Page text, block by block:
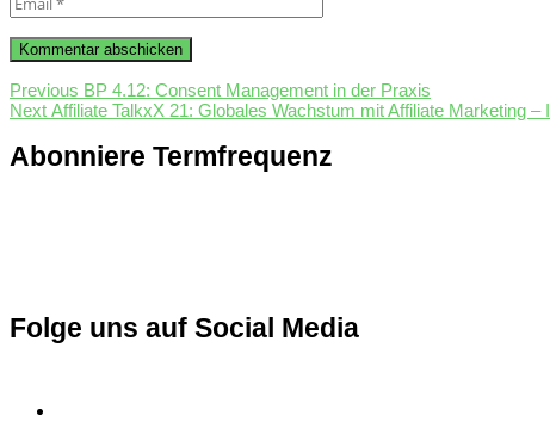
Beitragsnavigation
Previous Previous
post:
BP 4.12: Consent Management in der Praxis
Next Next
Affiliate TalkxX 21: Globales Wachstum mit Affiliate Marketing
Abonniere Termfrequenz
Folge uns auf Social Media